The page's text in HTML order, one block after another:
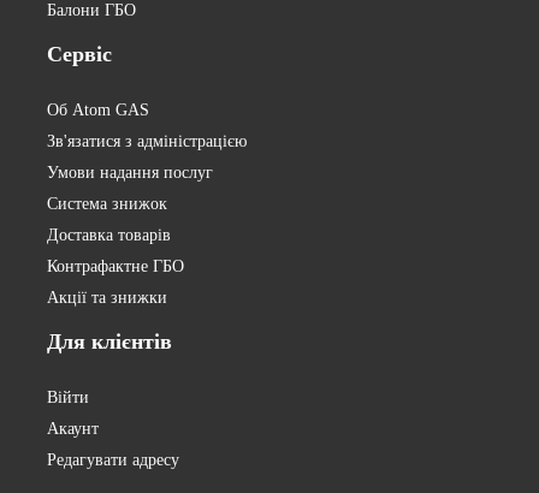
Балони ГБО
Сервіс
Об Atom GAS
Зв'язатися з адміністрацією
Умови надання послуг
Система знижок
Доставка товарів
Контрафактне ГБО
Акції та знижки
Для клієнтів
Війти
Акаунт
Редагувати адресу